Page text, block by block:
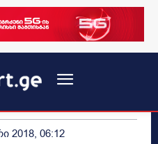
2018, 06:12